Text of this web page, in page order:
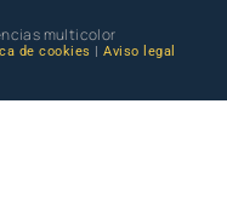
multicolor
de cookies |Aviso legal